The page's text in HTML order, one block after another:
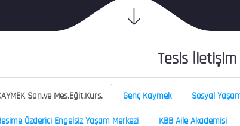
Tesis
San.ve Mes.Eğit.Kurs. Genç Kaymek Sosyal
Özderici Engelsiz Yaşam Merkezi KBB Aile Akademisi